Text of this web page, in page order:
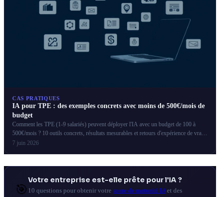
CAS PRATIQUES
IA pour TPE : des exemples concrets avec moins de 500€/mois de
budget
Comment les TPE (1-9 salariés) peuvent déployer l'IA avec un budget de 100 à
500€/mois ? 10 outils concrets, résultats mesurables et retours d'expérience de vrais
artisans et commerçants.
7 juin 2026
🎯
Votre entreprise est-elle prête pour l'IA ?
10 questions pour obtenir votre score de maturité IAet des